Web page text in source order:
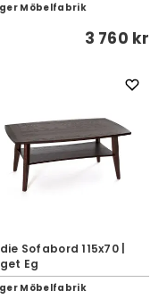
Möbelfabrik
3 760 kr
Sofabord 115x70 |
Eg
Möbelfabrik